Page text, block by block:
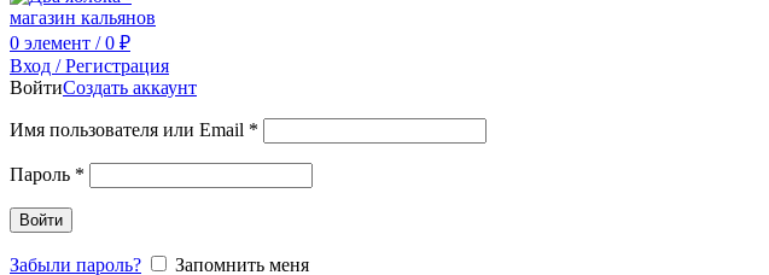
0 элемент / 0 ₽
Вход / Регистрация
ВойтиСоздать аккаунт
Имя пользователя или Email *
Пароль *
Войти
Забыли пароль?
Запомнить меня